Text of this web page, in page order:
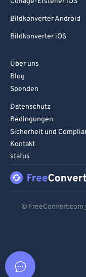
Bildkonverter Android
Bildkonverter iOS
Über uns
Blog
Spenden
Datenschutz
Bedingungen
Sicherheit und
Kontakt
status
© FreeConvert.com